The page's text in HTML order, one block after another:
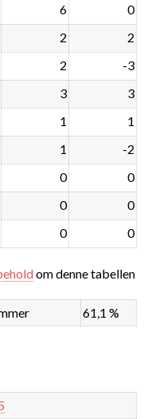
6 0
2 2
2 -3
3 3
1 1
1 -2
0 0
0 0
0 0
om denne tabellen
61,1 %